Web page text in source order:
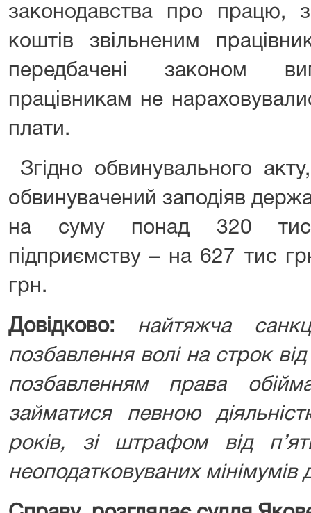
законодавства про працю,
коштів звільненим
передбачені законом
працівникам не
плати.
Згідно обвинувального
обвинувачений заподіяв
на суму понад 320 тис
підприємству – на 627 тис
грн.
Довідково:
найтяжча
позбавлення волі на строк
позбавленням права
займатися певною
років, зі штрафом від
неоподатковуваних мінімумів